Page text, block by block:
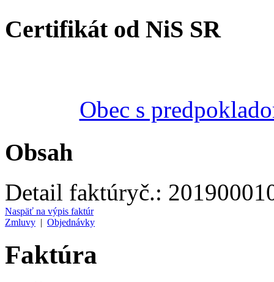
Certifikát od NiS SR
Obec s
Obsah
Detail faktúryč.:
Naspäť na výpis faktúr
Zmluvy | Objednávky
Faktúra